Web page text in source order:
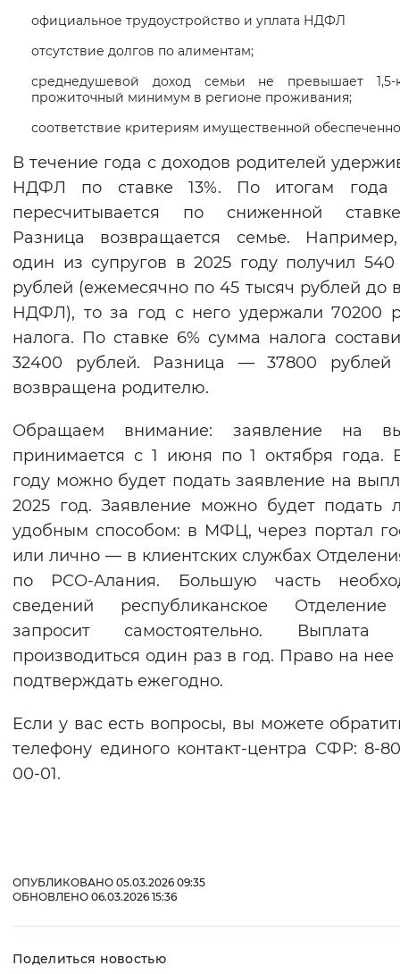
официальное трудоустройство и уплата НДФЛ
отсутствие долгов по алиментам;
среднедушевой доход семьи не превышает 1,5-
прожиточный минимум в регионе проживания;
соответствие критериям имущественной
В течение года с доходов родителей
НДФЛ по ставке 13%. По итогам года
пересчитывается по сниженной
Разница возвращается семье.
один из супругов в 2025 году получил 540
рублей (ежемесячно по 45 тысяч рублей до
НДФЛ), то за год с него удержали 70200
налога. По ставке 6% сумма налога
32400 рублей. Разница — 37800 рублей
возвращена родителю.
Обращаем внимание: заявление на
принимается с 1 июня по 1 октября года.
году можно будет подать заявление на
2025 год. Заявление можно будет подать
удобным способом: в МФЦ, через портал
или лично — в клиентских службах
по РСО-Алания. Большую часть
сведений республиканское
запросит самостоятельно. Выплата
производиться один раз в год. Право на
подтверждать ежегодно.
Если у вас есть вопросы, вы можете
телефону единого контакт-центра СФР: 8-
00-01.
ОПУБЛИКОВАНО 05.03.2026 09:35
ОБНОВЛЕНО 06.03.2026 15:36
Поделиться новостью